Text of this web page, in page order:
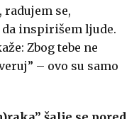
se,
inspirišem ljude.
Zbog tebe ne
– ovo su samo